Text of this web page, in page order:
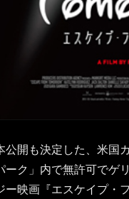
公開も決定した、米国
ーク」内で無許可でゲ
ー映画『エスケイプ・